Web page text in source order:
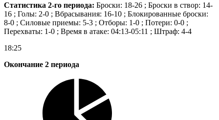
Статистика 2-го периода: Броски: 18-26 ; Броски в створ: 14-
16 ; Голы: 2-0 ; Вбрасывания: 16-10 ; Блокированные броски:
8-0 ; Силовые приемы: 5-3 ; Отборы: 1-0 ; Потери: 0-0 ;
Перехваты: 1-0 ; Время в атаке: 04:13-05:11 ; Штраф: 4-4
18:25
Окончание 2 периода